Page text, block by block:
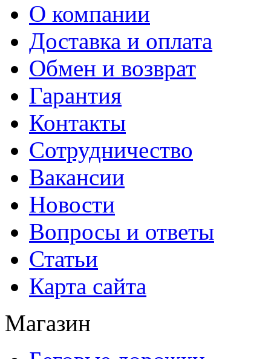
О компании
Доставка и оплата
Обмен и возврат
Гарантия
Контакты
Сотрудничество
Вакансии
Новости
Вопросы и ответы
Статьи
Карта сайта
Магазин